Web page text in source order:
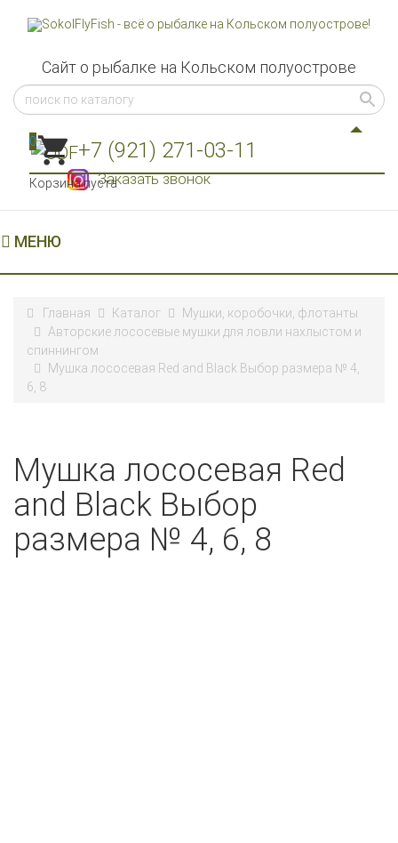
Сайт о рыбалке на Кольском полуострове
+7 (921) 271-03-11
Заказать звонок
0
Корзина пуста
МЕНЮ
Главная Каталог
Мушки, коробочки, флотанты
Авторские лососевые мушки для ловли нахлыстом и
спиннингом
Мушка лососевая Red and Black Выбор размера № 4,
6, 8
Мушка лососевая Red
and Black Выбор
размера № 4, 6, 8